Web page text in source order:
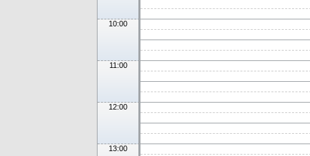
10:00
11:00
12:00
13:00